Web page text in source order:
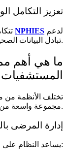
تعزيز التكامل
NPHIES
تبادل البيانات الصحية والتأمينية.
ما هي أهم
تختلف الأنظمة من
مجموعة واسعة من الوظائف المتكاملة.
إدارة المرضى
يساعد النظام على: